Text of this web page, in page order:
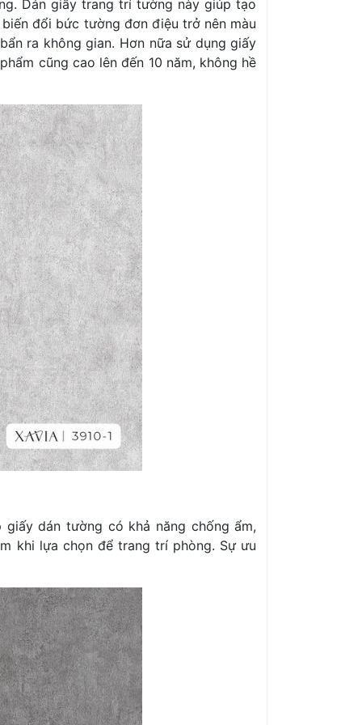
Dán giấy trang trí tường này giúp tạo
đổi bức tường đơn điệu trở nên màu
ra không gian. Hơn nữa sử dụng giấy
cũng cao lên đến 10 năm, không hề
dán tường có khả năng chống ẩm,
khi lựa chọn để trang trí phòng. Sự ưu